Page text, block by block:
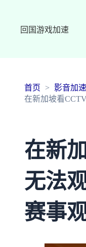
回国游戏加速
首页
影音加速
在新加坡看
在新
无法
赛事